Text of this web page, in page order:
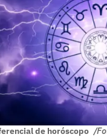
de horóscopo /